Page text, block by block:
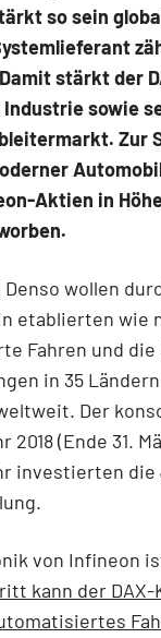
so sein
stärkt der
sowie
Zur
Aktien in
wollen
etablierten wie
Fahren und
in 35
Der
2018 (Ende 31.
investierten die
von Infineon
kann der